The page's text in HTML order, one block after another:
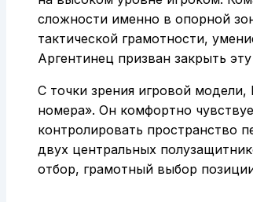
сложности именно в опорной
тактической грамотности,
Аргентинец призван закрыть
С точки зрения игровой
номера». Он комфортно
контролировать пространство
двух центральных
отбор, грамотный выбор